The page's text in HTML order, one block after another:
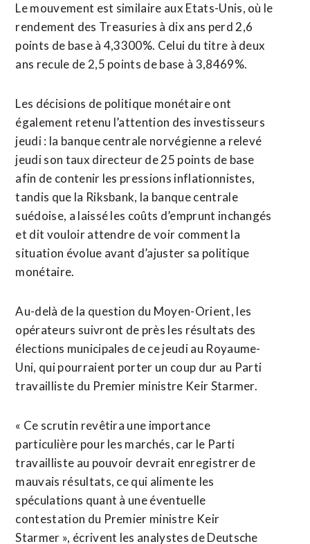
Le mouvement est ‌similaire aux Etats-Unis, où le
rendement des Treasuries à dix ​ans perd 2,6
points de base à 4,3300%. Celui du titre à deux
ans recule de 2,5 points de base à 3,8469%.
Les décisions de politique monétaire ont
également retenu l’attention des investisseurs
jeudi : la banque centrale norvégienne a relevé
jeudi son taux directeur de 25 points ​de base
afin de contenir les pressions inflationnistes,
tandis que la Riksbank, la banque centrale
suédoise, a laissé les coûts d’emprunt inchangés
et dit vouloir attendre de voir comment la
situation évolue avant d’ajuster sa politique
monétaire.
Au-delà de la question du Moyen-Orient, les
opérateurs suivront de près les résultats des
élections municipales de ce jeudi au Royaume-
Uni, qui pourraient porter un coup dur au Parti
travailliste du Premier ministre Keir Starmer.
« Ce scrutin revêtira une importance
particulière pour les marchés, car le Parti
travailliste au pouvoir devrait enregistrer de
mauvais résultats, ce qui alimente les
spéculations quant à une éventuelle
contestation du Premier ministre Keir
Starmer », écrivent les analystes de Deutsche